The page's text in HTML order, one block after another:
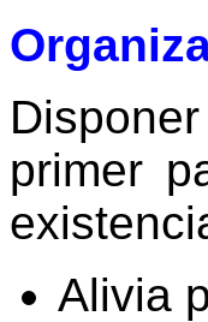
primer
Alivia